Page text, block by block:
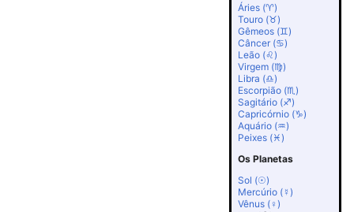
Áries (♈)
Touro (♉)
Gêmeos (♊)
Câncer (♋)
Leão (♌)
Virgem (♍)
Libra (♎)
Escorpião (♏)
Sagitário (♐)
Capricórnio (♑)
Aquário (♒)
Peixes (♓)
Os Planetas
Sol (☉)
Mercúrio (☿)
Vênus (♀)